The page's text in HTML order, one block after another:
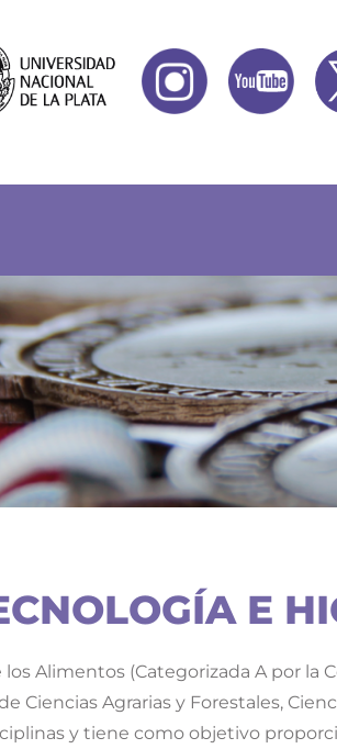
E
Alimentos (Categorizada A por
Ciencias Agrarias y Forestales,
y tiene como objetivo